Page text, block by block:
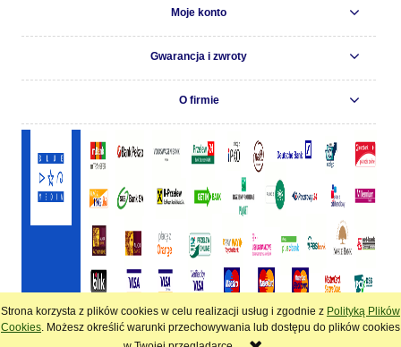
Strona korzysta z plików cookies w celu realizacji usług i zgodnie z Polityką Plików
Cookies. Możesz określić warunki przechowywania lub dostępu do plików cookies
Moje konto
Gwarancja i zwroty
O firmie
pokaż pełną wersję strony